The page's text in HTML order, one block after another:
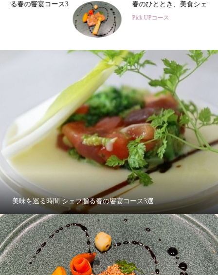
春のひととき、美食シェフ3名の特別コース
Pick UPコース
美味を巡る時間 シェフ贈る春の饗宴コース3選